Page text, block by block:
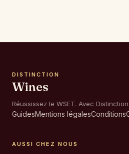
DISTINCTION
Wines
Réussissez le WSET. Avec Distinction.
GuidesMentions légalesConditions
AUSSI CHEZ NOUS